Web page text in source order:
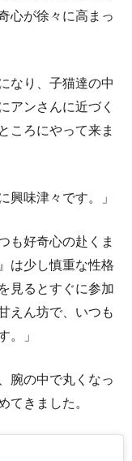
心が徐々に高まっ
なり、子猫達の中
アンさんに近づく
ころにやって来ま
興味津々です。」
も好奇心の赴くま
は少し慎重な性格
見るとすぐに参加
えん坊で、いつも
。」
腕の中で丸くなっ
てきました。